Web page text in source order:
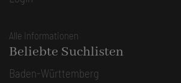
Alle Informationen
Beliebte Suchlisten
Baden-Württemberg